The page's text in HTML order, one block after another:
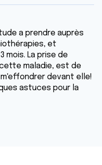
a prendre auprès
et
mois. La prise de
maladie, est de
devant elle!
astuces pour la